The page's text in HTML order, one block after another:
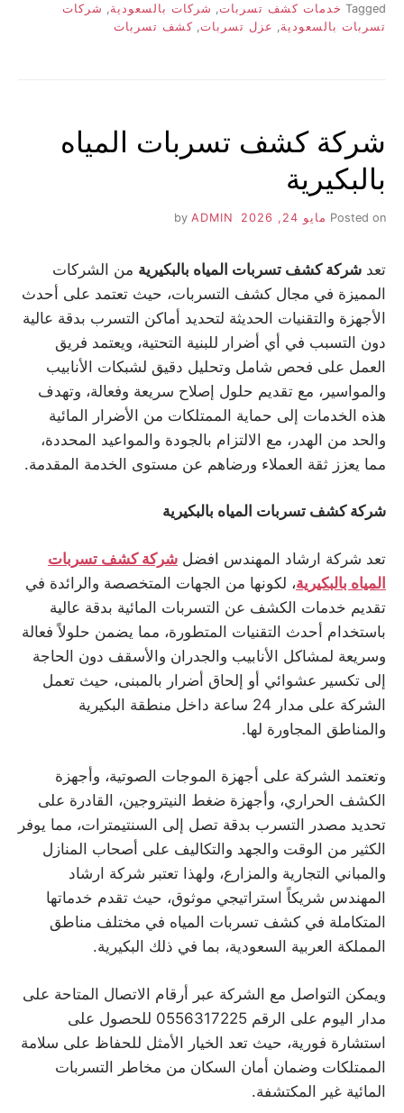
Tagged خدمات كشف تسربات شركات بالسعودية
شركات
تسربات بالسعودية
عزل تسربات كشف تسربات
شركة كشف تسربات المياه
بالبكيرية
Posted on مايو 24, 2026 ADMIN
تعد شركة كشف تسربات المياه بالبكيرية من الشركات
المميزة في مجال كشف التسربات، حيث تعتمد على أحدث
الأجهزة والتقنيات الحديثة لتحديد أماكن التسرب بدقة عالية
دون التسبب في أي أضرار للبنية التحتية، ويعتمد فريق
العمل على فحص شامل وتحليل دقيق لشبكات الأنابيب
والمواسير، مع تقديم حلول إصلاح سريعة وفعالة، وتهدف
هذه الخدمات إلى حماية الممتلكات من الأضرار المائية
والحد من الهدر، مع الالتزام بالجودة والمواعيد المحددة،
مما يعزز ثقة العملاء ورضاهم عن مستوى الخدمة المقدمة.
شركة كشف تسربات المياه بالبكيرية
تعد شركة ارشاد المهندس افضل شركة كشف تسربات
المياه بالبكيرية، لكونها من الجهات المتخصصة والرائدة في
تقديم خدمات الكشف عن التسربات المائية بدقة عالية
باستخدام أحدث التقنيات المتطورة، مما يضمن حلولاً فعالة
وسريعة لمشاكل الأنابيب والجدران والأسقف دون الحاجة
إلى تكسير عشوائي أو إلحاق أضرار بالمبنى، حيث تعمل
الشركة على مدار 24 ساعة داخل منطقة البكيرية
والمناطق المجاورة لها.
وتعتمد الشركة على أجهزة الموجات الصوتية، وأجهزة
الكشف الحراري، وأجهزة ضغط النيتروجين، القادرة على
تحديد مصدر التسرب بدقة تصل إلى السنتيمترات، مما يوفر
الكثير من الوقت والجهد والتكاليف على أصحاب المنازل
والمباني التجارية والمزارع، ولهذا تعتبر شركة ارشاد
المهندس شريكاً استراتيجي موثوق، حيث تقدم خدماتها
المتكاملة في كشف تسربات المياه في مختلف مناطق
المملكة العربية السعودية، بما في ذلك البكيرية.
ويمكن التواصل مع الشركة عبر أرقام الاتصال المتاحة على
مدار اليوم على الرقم 0556317225 للحصول على
استشارة فورية، حيث تعد الخيار الأمثل للحفاظ على سلامة
الممتلكات وضمان أمان السكان من مخاطر التسربات
المائية غير المكتشفة.